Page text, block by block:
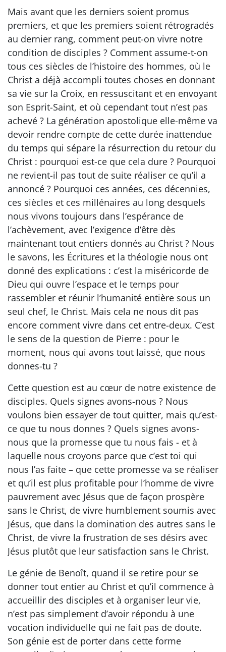
Mais avant que les derniers soient promus
premiers, et que les premiers soient rétrogradés
au dernier rang, comment peut-on vivre notre
condition de disciples ? Comment assume-t-on
tous ces siècles de l’histoire des hommes, où le
Christ a déjà accompli toutes choses en donnant
sa vie sur la Croix, en ressuscitant et en envoyant
son Esprit-Saint, et où cependant tout n’est pas
achevé ? La génération apostolique elle-même va
devoir rendre compte de cette durée inattendue
du temps qui sépare la résurrection du retour du
Christ : pourquoi est-ce que cela dure ? Pourquoi
ne revient-il pas tout de suite réaliser ce qu’il a
annoncé ? Pourquoi ces années, ces décennies,
ces siècles et ces millénaires au long desquels
nous vivons toujours dans l’espérance de
l’achèvement, avec l’exigence d’être dès
maintenant tout entiers donnés au Christ ? Nous
le savons, les Écritures et la théologie nous ont
donné des explications : c’est la miséricorde de
Dieu qui ouvre l’espace et le temps pour
rassembler et réunir l’humanité entière sous un
seul chef, le Christ. Mais cela ne nous dit pas
encore comment vivre dans cet entre-deux. C’est
le sens de la question de Pierre : pour le
moment, nous qui avons tout laissé, que nous
donnes-tu ?
Cette question est au cœur de notre existence de
disciples. Quels signes avons-nous ? Nous
voulons bien essayer de tout quitter, mais qu’est-
ce que tu nous donnes ? Quels signes avons-
nous que la promesse que tu nous fais - et à
laquelle nous croyons parce que c’est toi qui
nous l’as faite – que cette promesse va se réaliser
et qu’il est plus profitable pour l’homme de vivre
pauvrement avec Jésus que de façon prospère
sans le Christ, de vivre humblement soumis avec
Jésus, que dans la domination des autres sans le
Christ, de vivre la frustration de ses désirs avec
Jésus plutôt que leur satisfaction sans le Christ.
Le génie de Benoît, quand il se retire pour se
donner tout entier au Christ et qu’il commence à
accueillir des disciples et à organiser leur vie,
n’est pas simplement d’avoir répondu à une
vocation individuelle qui ne fait pas de doute.
Son génie est de porter dans cette forme